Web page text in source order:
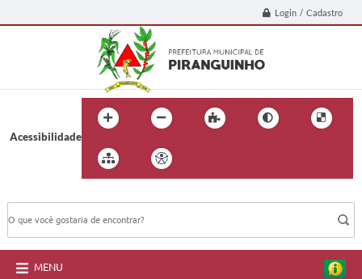
Login / Cadastro
Acessibilidade
MENU